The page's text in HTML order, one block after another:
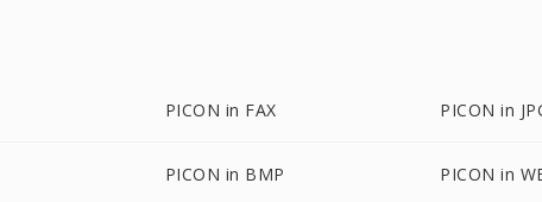
PICON in FAX PICON in
PICON in BMP PICON in